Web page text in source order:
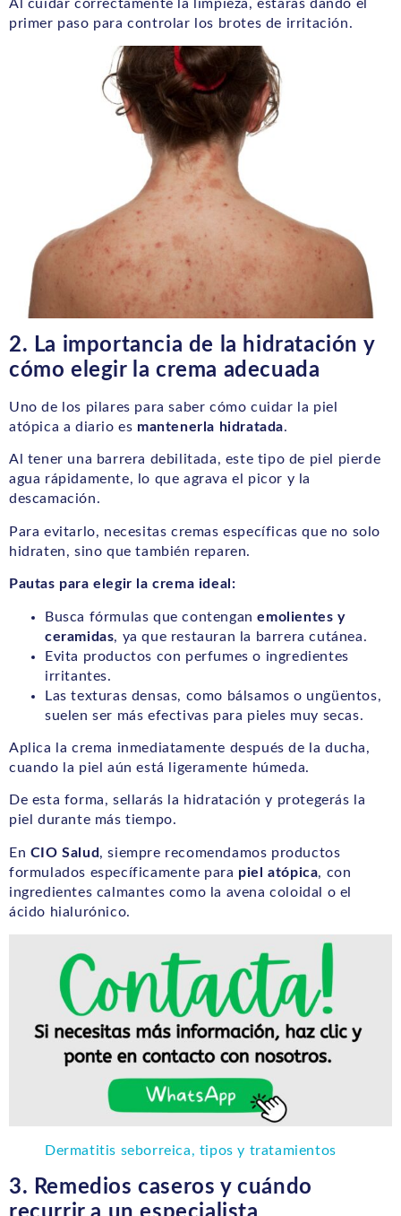
Al cuidar correctamente la limpieza, estarás dando el
primer paso para controlar los brotes de irritación.
2. La importancia de la hidratación y
cómo elegir la crema adecuada
Uno de los pilares para saber cómo cuidar la piel
atópica a diario es mantenerla hidratada.
Al tener una barrera debilitada, este tipo de piel pierde
agua rápidamente, lo que agrava el picor y la
descamación.
Para evitarlo, necesitas cremas específicas que no solo
hidraten, sino que también reparen.
Pautas para elegir la crema ideal:
Busca fórmulas que contenganemolientes y
ceramidas, ya que restauran la barrera cutánea.
Evita productos con perfumes o ingredientes
irritantes.
Las texturas densas, como bálsamos o ungüentos,
suelen ser más efectivas para pieles muy secas.
Aplica la crema inmediatamente después de la ducha,
cuando la piel aún está ligeramente húmeda.
De esta forma, sellarás la hidratación y protegerás la
piel durante más tiempo.
En CIO Salud, siempre recomendamos productos
formulados específicamente para piel atópica, con
ingredientes calmantes como la avena coloidal o el
ácido hialurónico.
Dermatitis seborreica, tipos y tratamientos
3. Remedios caseros y cuándo